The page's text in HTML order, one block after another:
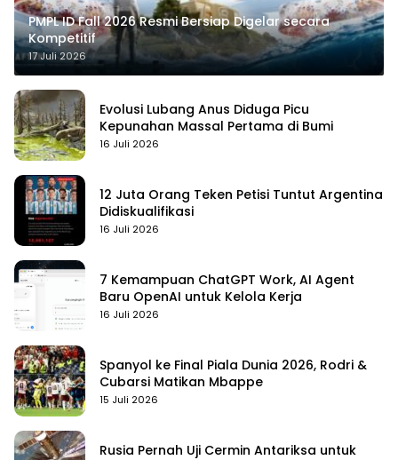
PMPL ID Fall 2026 Resmi Bersiap Digelar secara
Kompetitif
17 Juli 2026
Evolusi Lubang Anus Diduga Picu
Kepunahan Massal Pertama di Bumi
16 Juli 2026
12 Juta Orang Teken Petisi Tuntut Argentina
Didiskualifikasi
16 Juli 2026
7 Kemampuan ChatGPT Work, AI Agent
Baru OpenAI untuk Kelola Kerja
16 Juli 2026
Spanyol ke Final Piala Dunia 2026, Rodri &
Cubarsi Matikan Mbappe
15 Juli 2026
Rusia Pernah Uji Cermin Antariksa untuk